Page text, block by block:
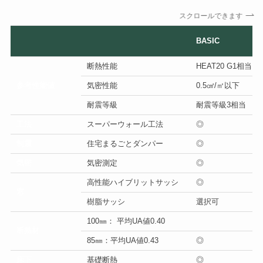
スクロールできます
BASIC
断熱性能 HEAT20 G1相当
気密性能 0.5㎠/㎡以下
耐震等級 耐震等級3相当
スーパーウォール工法 ◎
住宅まるごとダンパー ◎
気密測定 ◎
高性能ハイブリットサッシ ◎
樹脂サッシ 選択可
100㎜： 平均UA値0.40
85㎜：平均UA値0.43 ◎
基礎断熱 ◎